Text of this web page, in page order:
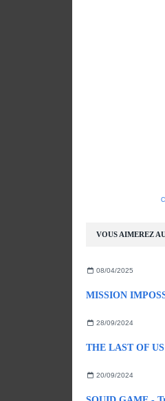
VOUS AIMEREZ
08/04/2025
MISSION
28/09/2024
THE LAST OF US
20/09/2024